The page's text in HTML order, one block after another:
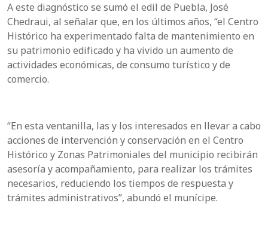
A este diagnóstico se sumó el edil de Puebla, José
Chedraui, al señalar que, en los últimos años, “el Centro
Histórico ha experimentado falta de mantenimiento en
su patrimonio edificado y ha vivido un aumento de
actividades económicas, de consumo turístico y de
comercio.
“En esta ventanilla, las y los interesados en llevar a cabo
acciones de intervención y conservación en el Centro
Histórico y Zonas Patrimoniales del municipio recibirán
asesoría y acompañamiento, para realizar los trámites
necesarios, reduciendo los tiempos de respuesta y
trámites administrativos”, abundó el munícipe.